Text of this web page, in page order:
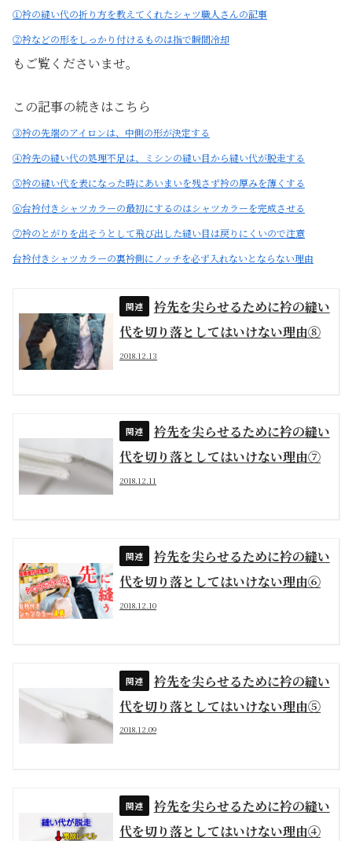
①衿の縫い代の折り方を教えてくれたシャツ職人さんの記事
②衿などの形をしっかり付けるものは指で瞬間冷却
もご覧くださいませ。
この記事の続きはこちら
③衿の先端のアイロンは、中側の形が決定する
④衿先の縫い代の処理不足は、ミシンの縫い目から縫い代が脱走する
⑤衿の縫い代を表になった時にあいまいを残さず衿の厚みを薄くする
⑥台衿付きシャツカラーの最初にするのはシャツカラーを完成させる
⑦衿のとがりを出そうとして飛び出した縫い目は戻りにくいので注意
台衿付きシャツカラーの裏衿側にノッチを必ず入れないとならない理由
衿先を尖らせるために衿の縫い
代を切り落としてはいけない理由⑧
2018.12.13
衿先を尖らせるために衿の縫い
代を切り落としてはいけない理由⑦
2018.12.11
衿先を尖らせるために衿の縫い
代を切り落としてはいけない理由⑥
2018.12.10
衿先を尖らせるために衿の縫い
代を切り落としてはいけない理由⑤
2018.12.09
衿先を尖らせるために衿の縫い
代を切り落としてはいけない理由④